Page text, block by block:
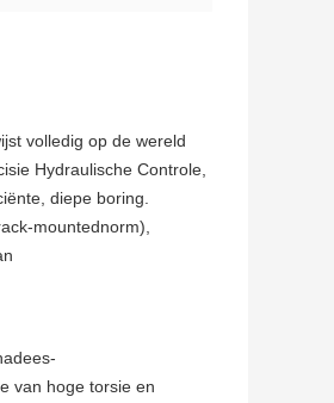
volledig op de wereld
Hydraulische Controle,
diepe boring.
mountednorm),
van hoge torsie en